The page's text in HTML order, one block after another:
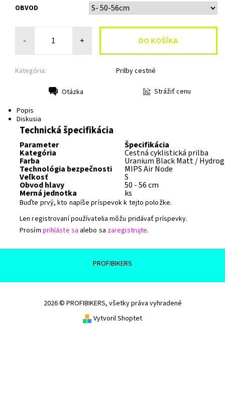
OBVOD
- +
Kategória: Prilby cestné
Otázka
Strážiť cenu
Popis
Diskusia
Technická špecifikácia
Parameter Špecifikácia
Kategória Cestná cyklistická prilba
Farba Uranium Black Matt /
Technológia bezpečnosti MIPS Air Node
Veľkosť S
Obvod hlavy 50 - 56 cm
Merná jednotka ks
Buďte prvý, kto napíše príspevok k tejto položke.
Len registrovaní používatelia môžu pridávať príspevky.
Prosím prihláste sa alebo sa zaregistrujte.
PROFIBIKERS
2026 © PROFIBIKERS, všetky práva vyhradené
Vytvoril Shoptet